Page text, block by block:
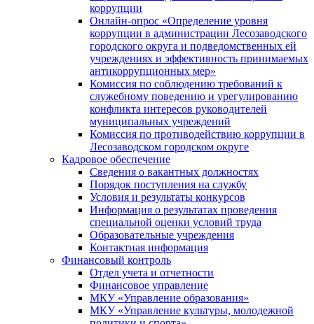
коррупции
Онлайн-опрос «Определение уровня
коррупции в администрации Лесозаводского
городского округа и подведомственных ей
учреждениях и эффективность принимаемых
антикоррупционных мер»
Комиссия по соблюдению требований к
служебному поведению и урегулированию
конфликта интересов руководителей
муниципальных учреждений
Комиссия по противодействию коррупции в
Лесозаводском городском округе
Кадровое обеспечение
Сведения о вакантных должностях
Порядок поступления на службу
Условия и результаты конкурсов
Информация о результатах проведения
специальной оценки условий труда
Образовательные учреждения
Контактная информация
Финансовый контроль
Отдел учета и отчетности
Финансовое управление
МКУ «Управление образования»
МКУ «Управление культуры, молодежной